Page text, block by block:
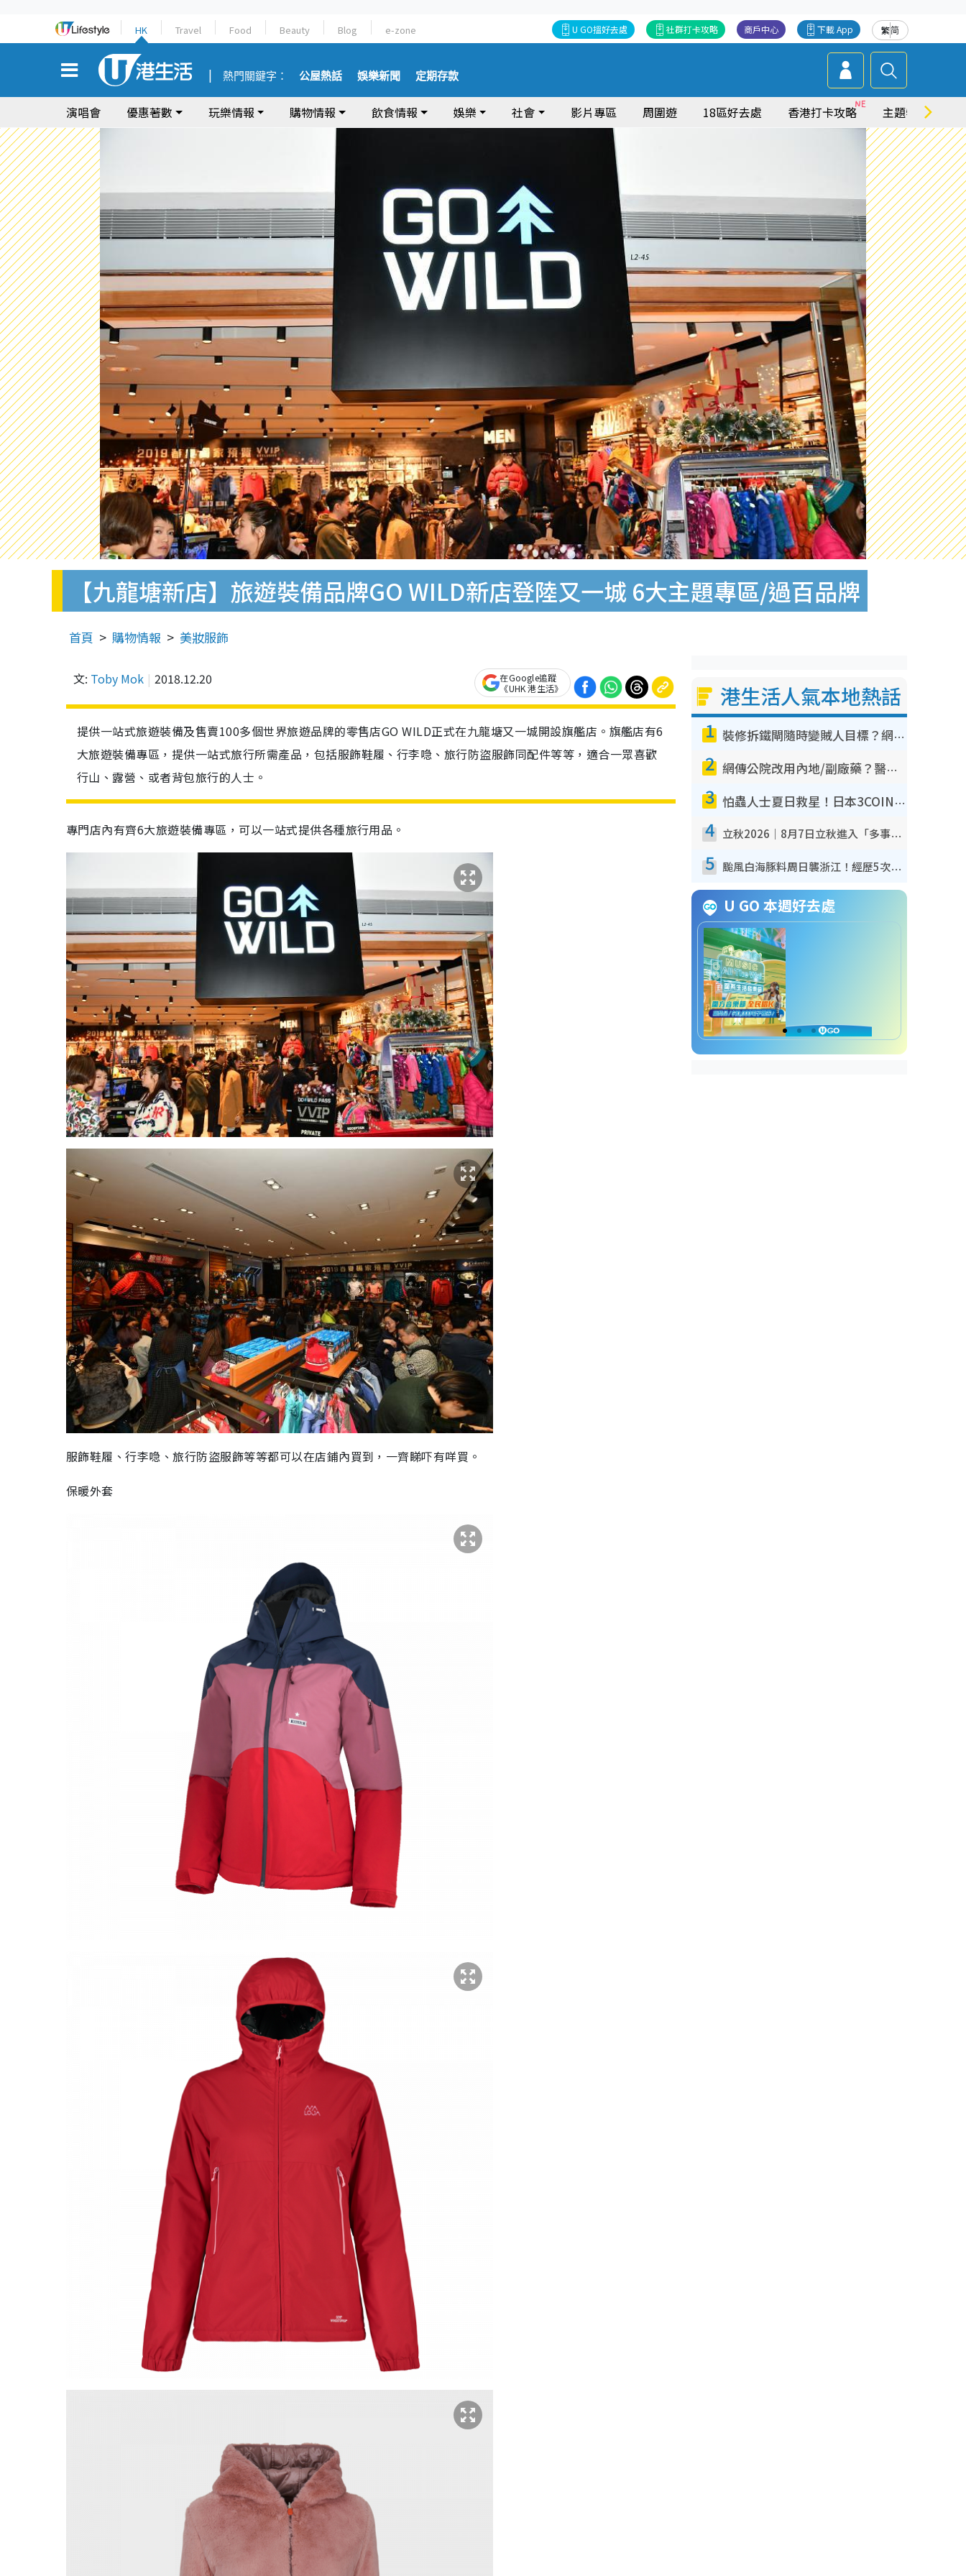
HK Travel Food Beauty Blog e-zone 繁简
下載 App
商戶中心
社群打卡攻略
U GO搵好去處
熱門關鍵字： 公屋熱話 娛樂新聞 定期存款
演唱會 優惠著數 玩樂情報 購物情報 飲食情報 娛樂 社會 影片專區 周圍遊 18區好去處 香港打卡攻略 主題特集
【九龍塘新店】旅遊裝備品牌GO WILD新店登陸又一城 6大主題專區/過百品牌
首頁 購物情報 美妝服飾
文: Toby Mok 2018.12.20
在Google追蹤
《UHK 港生活》
提供一站式旅遊裝備及售賣100多個世界旅遊品牌的零售店GO WILD正式在九龍塘又一城開設旗艦店。旗艦店有6
大旅遊裝備專區，提供一站式旅行所需產品，包括服飾鞋履、行李喼、旅行防盜服飾同配件等等，適合一眾喜歡
行山、露營、或者背包旅行的人士。
專門店內有齊6大旅遊裝備專區，可以一站式提供各種旅行用品。
服飾鞋履、行李喼、旅行防盜服飾等等都可以在店鋪內買到，一齊睇吓有咩買。
保暖外套
港生活人氣本地熱話
1 裝修拆鐵閘隨時變賊人目標？網民揭2大關鍵用途：裝新式等於白裝？附新舊鐵閘分別
2 網傳公院改用內地/副廠藥？醫生拆解正副廠分別 揭4類人換藥隨時出事
3 怕蟲人士夏日救星！日本3COINS爆紅驅蟲神器$45起 1招「全程免觸碰」輕鬆搞定小強
4 立秋2026｜8月7日立秋進入「多事之秋」 3件事唔做得！專家教6招開運 清枱頭／銀包納氣接好運
5 颱風白海豚料周日襲浙江！經歷5次「眼牆置換」極罕見 成登陸內地最長途颱風
U GO 本週好去處